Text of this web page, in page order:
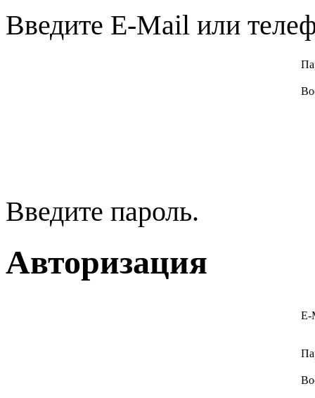
Введите E-Mail или
Введите пароль.
Авторизация
E-